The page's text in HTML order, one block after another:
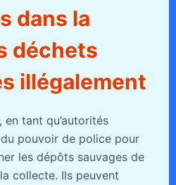
dans la
déchets
illégalement
tant qu’autorités
pouvoir de police pour
les dépôts sauvages de
collecte. Ils peuvent